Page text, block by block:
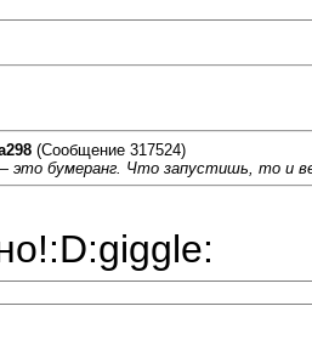
(Сообщение 317524)
бумеранг. Что запустишь, то и